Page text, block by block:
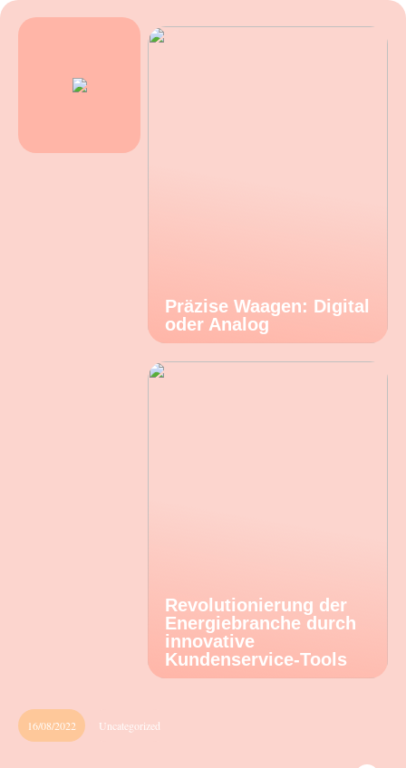
Präzise Waagen: Digital
oder Analog
Revolutionierung der
Energiebranche durch
innovative
Kundenservice-Tools
16/08/2022 Uncategorized